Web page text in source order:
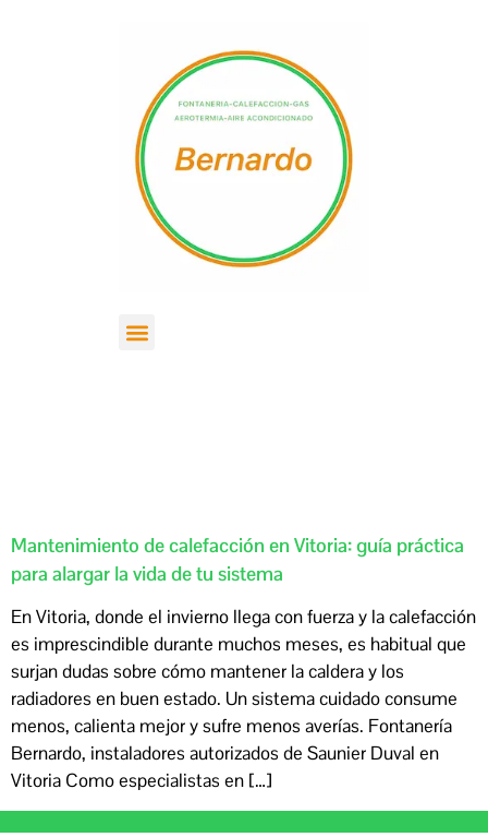
Mantenimiento de calefacción en Vitoria: guía práctica
para alargar la vida de tu sistema
En Vitoria, donde el invierno llega con fuerza y la calefacción
es imprescindible durante muchos meses, es habitual que
surjan dudas sobre cómo mantener la caldera y los
radiadores en buen estado. Un sistema cuidado consume
menos, calienta mejor y sufre menos averías. Fontanería
Bernardo, instaladores autorizados de Saunier Duval en
Vitoria Como especialistas en […]